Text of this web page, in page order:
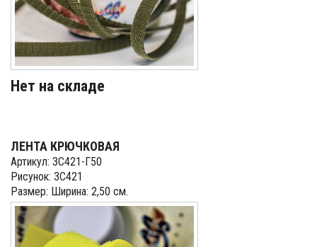
Нет на складе
ЛЕНТА КРЮЧКОВАЯ
Артикул: 3С421-Г50
Рисунок: 3С421
Размер: Ширина: 2,50 см.